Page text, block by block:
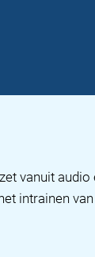
vanuit
intrainen